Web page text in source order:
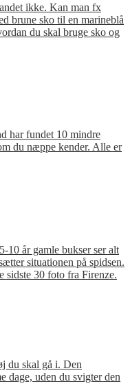
ikke. Kan man fx
brune sko til en marineblå
du skal bruge sko og
har fundet 10 mindre
du næppe kender. Alle er
10 år gamle bukser ser alt
situationen på spidsen.
sidste 30 foto fra Firenze.
du skal gå i. Den
dage, uden du svigter den